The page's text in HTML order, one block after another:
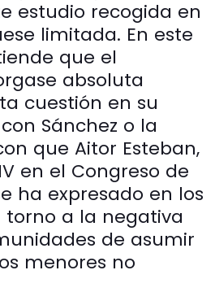
estudio recogida en
limitada. En este
que el
absoluta
cuestión en su
Sánchez o la
que Aitor Esteban,
en el Congreso de
ha expresado en los
torno a la negativa
de asumir
menores no